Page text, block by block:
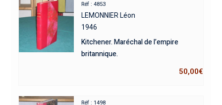
Réf : 4853
LEMONNIER Léon
1946
Kitchener. Maréchal de l’empire
britannique.
50,00€
Réf : 1498